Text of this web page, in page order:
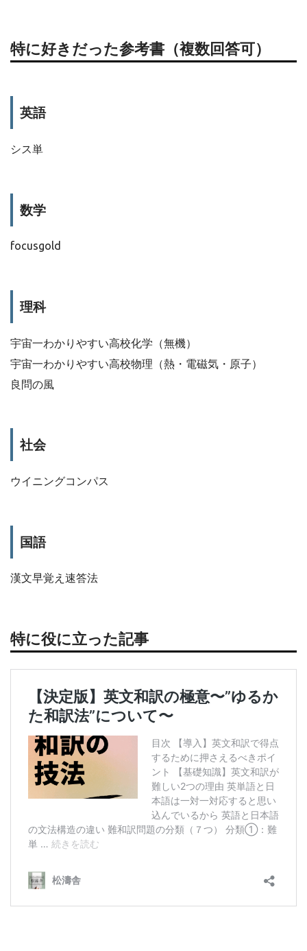
特に好きだった参考書（複数回答可）
英語
シス単
数学
focusgold
理科
宇宙一わかりやすい高校化学（無機）
宇宙一わかりやすい高校物理（熱・電磁気・原子）
良問の風
社会
ウイニングコンパス
国語
漢文早覚え速答法
特に役に立った記事